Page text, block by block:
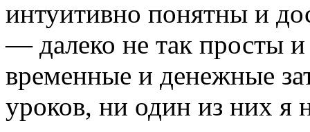
интуитивно понятны и
— далеко не так просты
временные и денежные
уроков, ни один из них я